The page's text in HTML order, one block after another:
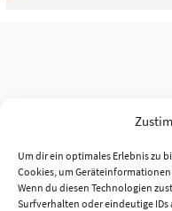
Um dir ein optimales Erlebnis zu
Cookies, um
Wenn du diesen Technologien
Surfverhalten oder eindeutige